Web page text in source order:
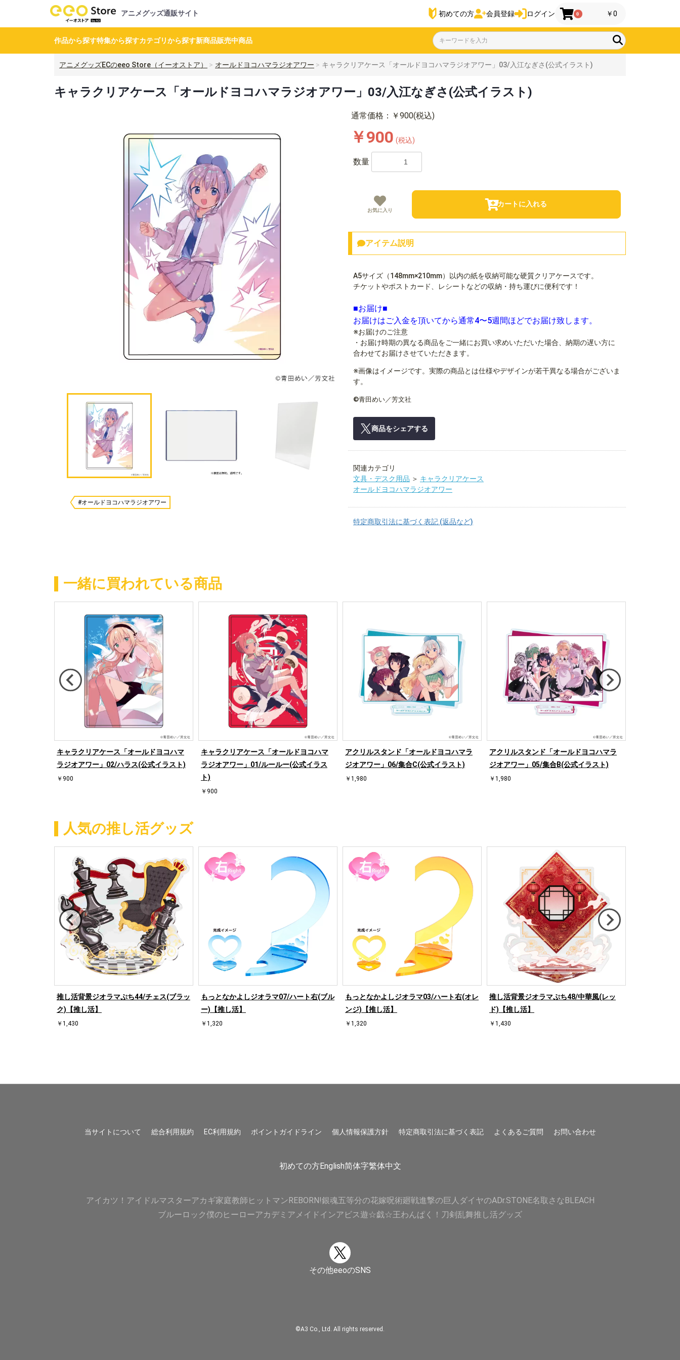
アニメグッズ通販サイト 初めての方 会員登録 ログイン 0 ￥0
作品から探す特集から探すカテゴリから探す新商品販売中商品
アニメグッズECのeeo Store（イーオストア） オールドヨコハマラジオアワー キャラクリアケース「オールドヨコハマラジオアワー」03/入江なぎさ(公式イラスト)
キャラクリアケース「オールドヨコハマラジオアワー」03/入江なぎさ(公式イラスト)
#オールドヨコハマラジオアワー
通常価格：￥900(税込)
￥900 (税込)
お気に入り
カートに入れる
数量
アイテム説明
A5サイズ（148mm×210mm）以内の紙を収納可能な硬質クリアケースです。
チケットやポストカード、レシートなどの収納・持ち運びに便利です！
■お届け■
お届けはご入金を頂いてから通常4〜5週間ほどでお届け致します。
※お届けのご注意
・お届け時期の異なる商品をご一緒にお買い求めいただいた場合、納期の遅い方に
合わせてお届けさせていただきます。
※画像はイメージです。実際の商品とは仕様やデザインが若干異なる場合がございま
す。
©青田めい／芳文社
商品をシェアする
関連カテゴリ
文具・デスク用品 ＞ キャラクリアケース
オールドヨコハマラジオアワー
特定商取引法に基づく表記 (返品など)
一緒に買われている商品
キャラクリアケース「オールドヨコハマ
ラジオアワー」02/ハラス(公式イラスト)
￥900
キャラクリアケース「オールドヨコハマ
ラジオアワー」01/ルールー(公式イラス
ト)
￥900
アクリルスタンド「オールドヨコハマラ
ジオアワー」06/集合C(公式イラスト)
￥1,980
アクリルスタンド「オールドヨコハマラ
ジオアワー」05/集合B(公式イラスト)
￥1,980
人気の推し活グッズ
推し活背景ジオラマぷち44/チェス(ブラッ
ク)【推し活】
￥1,430
もっとなかよしジオラマ07/ハート右(ブル
ー)【推し活】
￥1,320
もっとなかよしジオラマ03/ハート右(オレ
ンジ)【推し活】
￥1,320
推し活背景ジオラマぷち48/中華風(レッ
ド)【推し活】
￥1,430
当サイトについて 総合利用規約 EC利用規約 ポイントガイドライン 個人情報保護方針 特定商取引法に基づく表記 よくあるご質問 お問い合わせ
初めての方English简体字繁体中文
アイカツ！ アイドルマスターアカギ家庭教師ヒットマンREBORN!銀魂五等分の花嫁呪術廻戦進撃の巨人 ダイヤのADr.STONE名取さな BLEACH
ブルーロック僕のヒーローアカデミア メイドインアビス遊☆戯☆王わんぱく！刀剣乱舞推し活グッズ
その他eeoのSNS
©A3 Co., Ltd. All rights reserved.